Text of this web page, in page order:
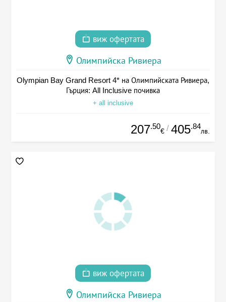
виж офертата
Олимпийска Ривиера
Olympian Bay Grand Resort 4* на Олимпийската Ривиера,
Гърция: All Inclusive почивка
+ all inclusive
207.50
€ / 405.84
лв.
виж офертата
Олимпийска Ривиера